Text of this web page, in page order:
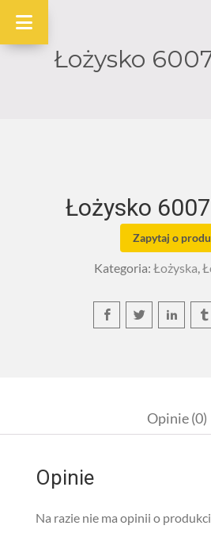
Łożysko
Łożysko
Zapytaj o
Kategoria: Łożyska,
Opinie (0)
Opinie
Na razie nie ma opinii o